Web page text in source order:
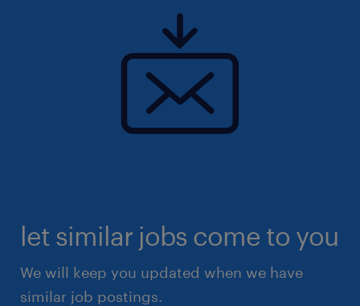
let similar jobs come to you
We will keep you updated when we have
similar job postings.